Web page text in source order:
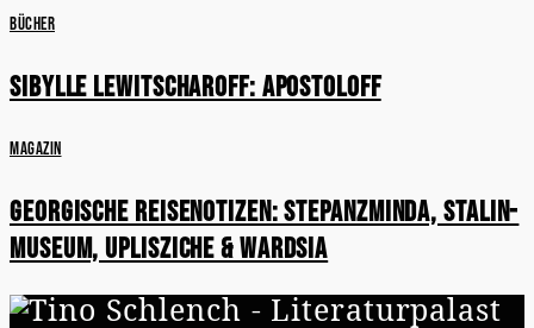
Bücher
Sibylle Lewitscharoff: Apostoloff
Magazin
Georgische Reisenotizen: Stepanzminda, Stalin-
Museum, Uplisziche & Wardsia